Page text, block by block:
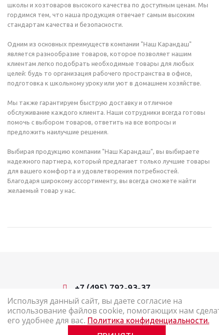
школы и хозтоваров высокого качества по доступным ценам. Мы
гордимся тем, что наша продукция отвечает самым высоким
стандартам качества и безопасности.
Одним из основных преимуществ компании "Наш Карандаш"
является разнообразие товаров, которое позволяет нашим
клиентам легко подобрать необходимые товары для любых
целей: будь то организация рабочего пространства в офисе,
подготовка к школьному уроку или уют в домашнем хозяйстве.
Мы также гарантируем быструю доставку и отличное
обслуживание каждого клиента. Наши сотрудники всегда готовы
помочь с выбором товаров, ответить на все вопросы и
предложить наилучшие решения.
Выбирая продукцию компании "Наш Карандаш", вы выбираете
надежного партнера, который предлагает только лучшие товары
для вашего комфорта и удовлетворения потребностей.
Благодаря широкому ассортименту, вы всегда сможете найти
желаемый товар у нас.
+7 (495) 792-93-37
2026 © Наш Карандаш: интернет-магазин канцелярских товаров
Используя данный сайт, вы даете согласие на
использование файлов cookie, помогающих нам
его удобнее для вас. Политика конфиденциальности.